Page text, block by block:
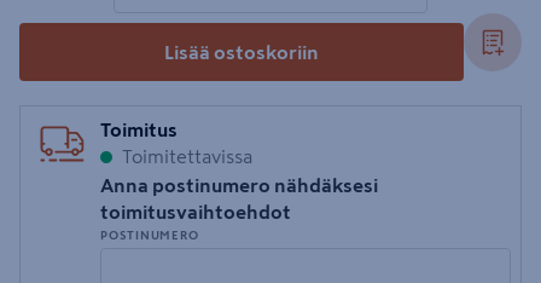
Lisää ostoskoriin
Toimitus
Toimitettavissa
Anna postinumero nähdäksesi
toimitusvaihtoehdot
POSTINUMERO